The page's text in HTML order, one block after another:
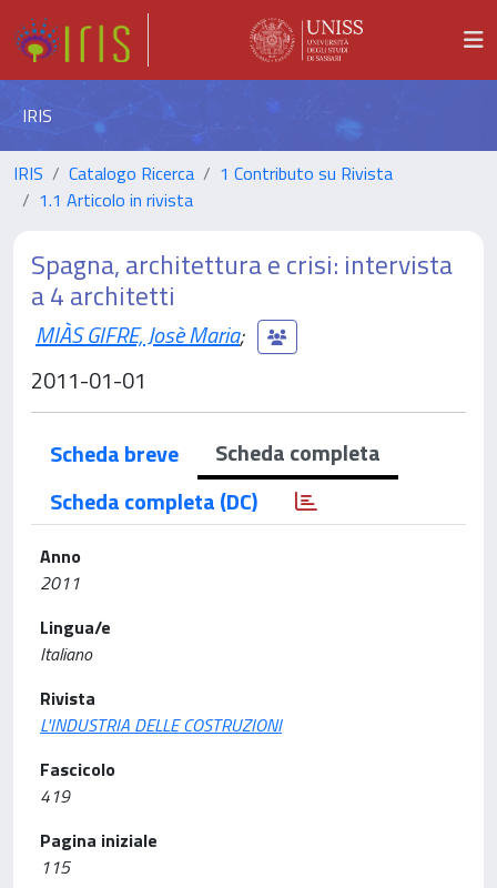
IRIS
IRIS Catalogo Ricerca
1 Contributo su Rivista
1.1 Articolo in rivista
Spagna, architettura e crisi: intervista
a 4 architetti
MIÀS GIFRE, Josè Maria;
2011-01-01
Scheda breve
Scheda completa
Scheda completa (DC)
Anno
2011
Lingua/e
Italiano
Rivista
L'INDUSTRIA DELLE COSTRUZIONI
Fascicolo
419
Pagina iniziale
115